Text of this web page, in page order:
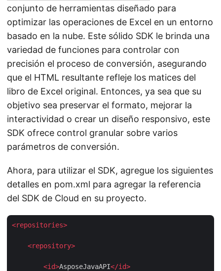
conjunto de herramientas diseñado para
optimizar las operaciones de Excel en un entorno
basado en la nube. Este sólido SDK le brinda una
variedad de funciones para controlar con
precisión el proceso de conversión, asegurando
que el HTML resultante refleje los matices del
libro de Excel original. Entonces, ya sea que su
objetivo sea preservar el formato, mejorar la
interactividad o crear un diseño responsivo, este
SDK ofrece control granular sobre varios
parámetros de conversión.
Ahora, para utilizar el SDK, agregue los siguientes
detalles en pom.xml para agregar la referencia
del SDK de Cloud en su proyecto.
<repositories>
<repository>
<id>AsposeJavaAPI</id>